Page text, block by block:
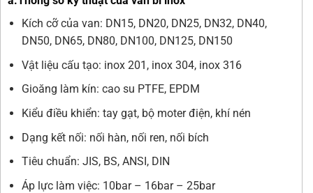
Kích cỡ của van: DN15, DN20, DN25, DN32, DN40,
DN50, DN65, DN80, DN100, DN125, DN150
Vật liệu cấu tạo: inox 201, inox 304, inox 316
Gioăng làm kín: cao su PTFE, EPDM
Kiểu điều khiển: tay gạt, bộ moter điện, khí nén
Dạng kết nối: nối hàn, nối ren, nối bích
Tiêu chuẩn: JIS, BS, ANSI, DIN
Áp lực làm việc: 10bar – 16bar – 25bar